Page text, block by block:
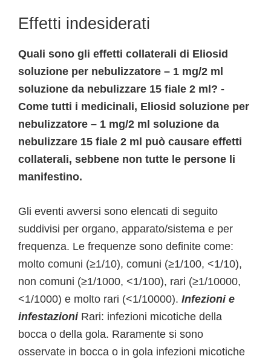
Effetti indesiderati
Quali sono gli effetti collaterali di Eliosid
soluzione per nebulizzatore – 1 mg/2 ml
soluzione da nebulizzare 15 fiale 2 ml? -
Come tutti i medicinali, Eliosid soluzione per
nebulizzatore – 1 mg/2 ml soluzione da
nebulizzare 15 fiale 2 ml può causare effetti
collaterali, sebbene non tutte le persone li
manifestino.
Gli eventi avversi sono elencati di seguito
suddivisi per organo, apparato/sistema e per
frequenza. Le frequenze sono definite come:
molto comuni (≥1/10), comuni (≥1/100, <1/10),
non comuni (≥1/1000, <1/100), rari (≥1/10000,
<1/1000) e molto rari (<1/10000). Infezioni e
infestazioni Rari: infezioni micotiche della
bocca o della gola. Raramente si sono
osservate in bocca o in gola infezioni micotiche